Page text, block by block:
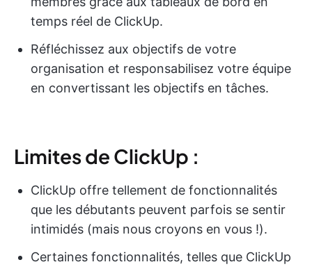
temps réel de ClickUp.
Réfléchissez aux objectifs de votre
organisation et responsabilisez votre équipe
en convertissant les objectifs en tâches.
Limites de ClickUp :
ClickUp offre tellement de fonctionnalités
que les débutants peuvent parfois se sentir
intimidés (mais nous croyons en vous !).
Certaines fonctionnalités, telles que ClickUp